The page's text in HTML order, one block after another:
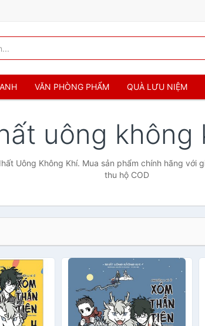
VĂN PHÒNG PHẨM QUÀ LƯU NIỆM
uông không
Uông Không Khí. Mua sản phẩm chính hãng với
thu hộ COD